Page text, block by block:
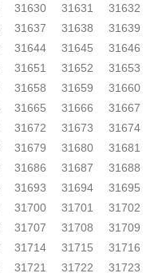
31630 31631
31632
31637 31638
31639
31644 31645
31646
31651 31652
31653
31658 31659
31660
31665 31666
31667
31672 31673
31674
31679 31680
31681
31686 31687
31688
31693 31694
31695
31700 31701
31702
31707 31708
31709
31714 31715
31716
31721 31722
31723